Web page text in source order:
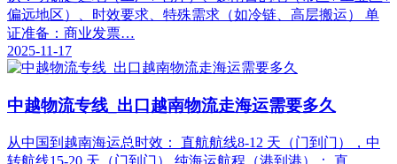
偏远地区）、时效要求、特殊需求（如冷链、高层搬运） 单
证准备：商业发票…
2025-11-17
中越物流专线_出口越南物流走海运需要多久
从中国到越南海运总时效： 直航航线8-12 天（门到门），中
转航线15-20 天（门到门） 纯海运航程（港到港）： 直